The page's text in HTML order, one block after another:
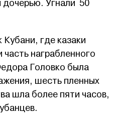
Угнали 50
Кубани, где казаки
часть награбленного
Головко была
шесть пленных
шла более пяти часов,